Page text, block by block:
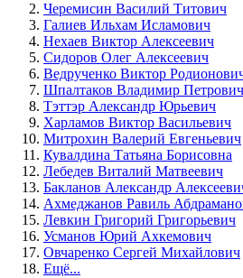
Черемисин Василий Титович
Галиев Ильхам Исламович
Нехаев Виктор Алексеевич
Сидоров Олег Алексеевич
Ведрученко Виктор
Шпалтаков Владимир Петрович
Тэттэр Александр Юрьевич
Харламов Виктор Васильевич
Митрохин Валерий Евгеньевич
Кувалдина Татьяна Борисовна
Лебедев Виталий Матвеевич
Бакланов Александр
Ахмеджанов Равиль
Левкин Григорий Григорьевич
Усманов Юрий Ахкемович
Овчаренко Сергей Михайлович
Ещё...